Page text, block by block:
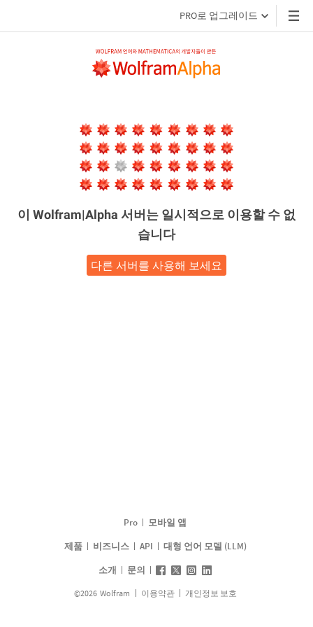
PRO로 업그레이드
이 Wolfram|Alpha 서버는 일시적으로 이용할 수 없
습니다
다른 서버를 사용해 보세요
Pro
모바일 앱
제품
비즈니스 API
대형 언어 모델 (LLM)
소개
문의
©2026 Wolfram 이용약관 개인정보 보호